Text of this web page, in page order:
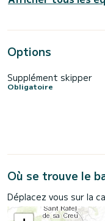
Options
Supplément skipper
Obligatoire
Où se trouve le
Déplacez vous sur la